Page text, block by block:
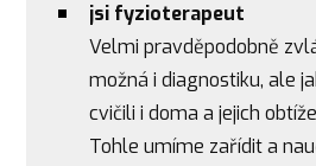
jsi fyzioterapeut
Velmi pravděpodobně
možná i diagnostiku, ale
cvičili i doma a jejich
Tohle umíme zařídit a